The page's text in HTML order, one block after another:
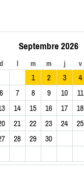
Septembre 2026
d l m m j v
1 2 3 4
6
7 8 9 10 11
14 15 16 17 18
21 22 23 24 25
28 29 30